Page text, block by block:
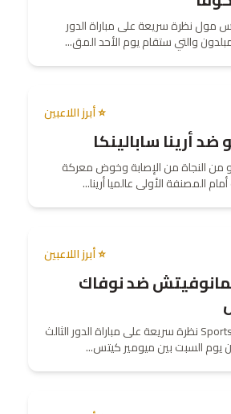
نظرة سريعة على مباراة الدور
والتي ستقام يوم الأحد المق...
⭐ أبرز اللاعبين
ضد أرينا سابالينكا
من النجاة من الإصابة وخوض معركة
المصنفة الأولى عالميا أرينا...
⭐ أبرز اللاعبين
ضد نوفاك
يقدم موقع Sports Mole نظرة سريعة على مباراة الدور الثالث
يوم السبت بين ميومير كيتس...